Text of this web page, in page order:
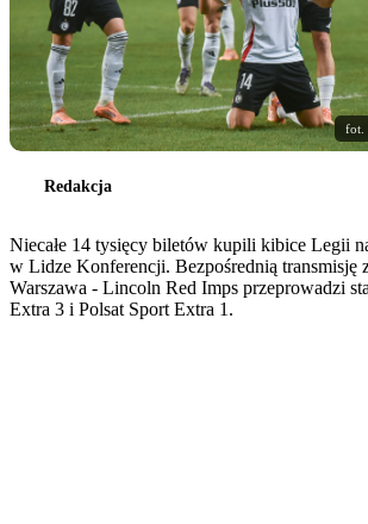
fot.
Redakcja
Niecałe 14 tysięcy biletów kupili kibice Legii
w Lidze Konferencji. Bezpośrednią transmisję
Warszawa - Lincoln Red Imps przeprowadzi
Extra 3 i Polsat Sport Extra 1.